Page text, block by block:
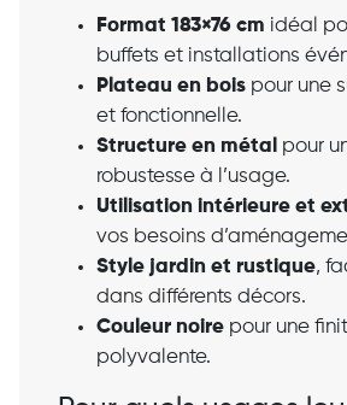
Format 183×76 cm idéal
buffets et installations
Plateau en bois pour une
et fonctionnelle.
Structure en métal pour
robustesse à l’usage.
Utilisation intérieure et
vos besoins
Style jardin et rustique,
dans différents décors.
Couleur noire pour une
polyvalente.